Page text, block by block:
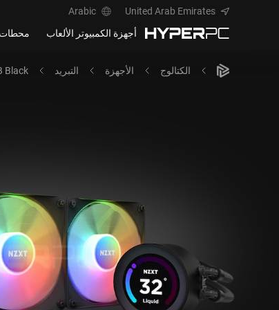
United Arab Emirates
Arabic
أجهزة الكمبيوتر الألعاب
محطات
الكتالوج الأجهزة التبريد Black